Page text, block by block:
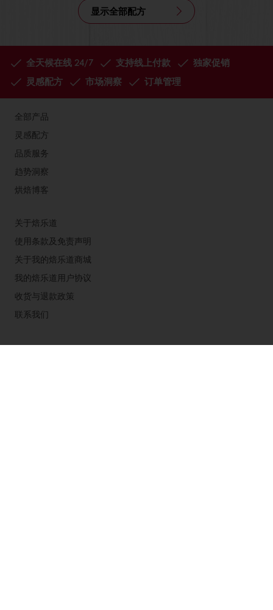
显示全部配方
全天候在线 24/7 支持线上付款
独家促销
灵感配方
市场洞察 订单管理
全部产品
灵感配方
品质服务
趋势洞察
烘焙博客
关于焙乐道
使用条款及免责声明
关于我的焙乐道商城
我的焙乐道用户协议
收货与退款政策
联系我们